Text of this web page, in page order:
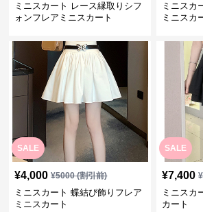
ミニスカート レース縁取りシフ
ォンフレアミニスカート
ミニスカ
ミニスカ
SALE
¥4,000 ¥5000(割引前)
ミニスカート 蝶結び飾りフレア
ミニスカート
SALE
¥7,400 ¥
ミニスカ
カート